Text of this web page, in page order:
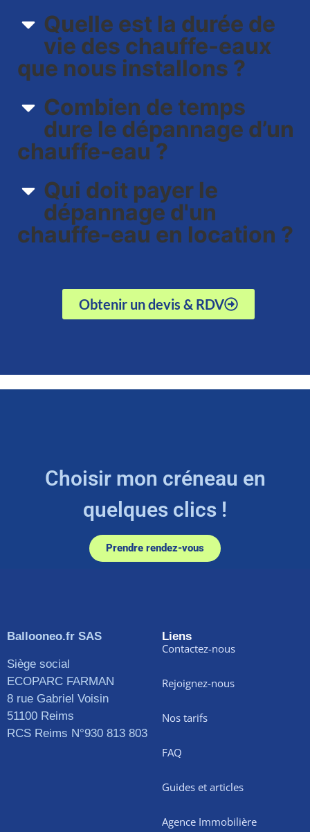
Quelle est la durée de
vie des chauffe-eaux
que nous installons ?
Combien de temps
dure le dépannage d’un
chauffe-eau ?
Qui doit payer le
dépannage d'un
chauffe-eau en location ?
Obtenir un devis & RDV
Choisir mon créneau en
quelques clics !
Prendre rendez-vous
Ballooneo.fr SAS
Siège social
ECOPARC FARMAN
8 rue Gabriel Voisin
51100 Reims
RCS Reims N°930 813 803
Liens
Contactez-nous
Rejoignez-nous
Nos tarifs
FAQ
Guides et articles
Agence Immobilière